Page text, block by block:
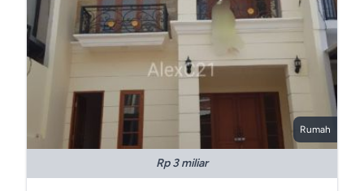
Rumah
Rp 3 miliar